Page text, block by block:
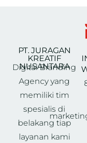
PT. JURAGAN
KREATIF
NUSANTARA
Digital Branding
Agency yang
memiliki tim
spesialis di
belakang tiap
layanan kami